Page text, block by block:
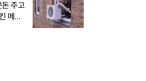
돈 주고
메이